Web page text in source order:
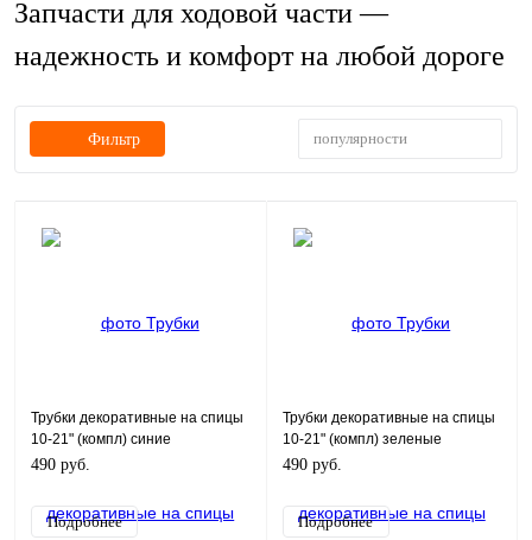
Запчасти для ходовой части —
надежность и комфорт на любой дороге
Фильтр популярности
Трубки декоративные на спицы
10-21" (компл) синие
490 руб.
Подробнее
Трубки декоративные на спицы
10-21" (компл) зеленые
490 руб.
Подробнее